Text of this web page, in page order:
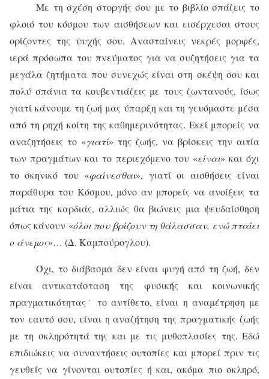
Με τη σχέση στοργής σου με το βιβλίο σπάζεις το
φλοιό του κόσμου των αισθήσεων και εισέρχεσαι στους
ορίζοντες της ψυχής σου. Ανασταίνεις νεκρές μορφές,
ιερά πρόσωπα του πνεύματος για να συζητήσεις για τα
μεγάλα ζητήματα που συνεχώς είναι στη σκέψη σου και
πολύ σπάνια τα κουβεντιάζεις με τους ζωντανούς, ίσως
γιατί κάνουμε τη ζωή μας ύπαρξη και τη γευόμαστε μέσα
από τη ρηχή κοίτη της καθημερινότητας. Εκεί μπορείς να
αναζητήσεις το «γιατί» της ζωής, να βρίσκεις την αιτία
των πραγμάτων και το περιεχόμενο του «είναι» και όχι
το σκηνικό του «φαίνεσθαι», γιατί οι αισθήσεις είναι
παράθυρα του Κόσμου, μόνο αν μπορείς να ανοίξεις τα
μάτια της καρδιάς, αλλιώς θα βιώνεις μια ψευδαίσθηση
όπως κάνουν «όλοι που βρίζουν τη θάλασσαν, ενώ πταίει
ο άνεμος»… (Δ. Καμπούρογλου).
Όχι, το διάβασμα δεν είναι φυγή από τη ζωή, δεν
είναι αντικατάσταση της φυσικής και κοινωνικής
πραγματικότητας˙ το αντίθετο, είναι η αναμέτρηση με
τον εαυτό σου, είναι η αναζήτηση της πραγματικής ζωής
με τη σκληρότητά της και με τις μυθοπλασίες της. Εδώ
επιδιώκεις να συναντήσεις ουτοπίες και μπορεί πριν τις
γευθείς να γίνονται ουτοπίες ή και, ακόμα πιο σκληρό,